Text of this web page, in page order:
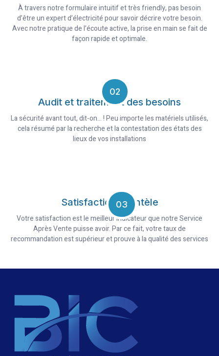
À travers notre formulaire intuitif et très friendly, pas besoin
d’être un expert d’électricité pour savoir décrire votre besoin.
Avec notre pratique de l’écoute active, la prise en main se fait de
façon rapide et optimale.
02
Audit et traitement des besoins
La sécurité avant tout, dit-on… ! Peu importe les matériels utilisés,
cela résumé par la recherche et la contestation des états des
lieux de vos installations
Satisfaction clientèle
Votre satisfaction est le meilleur indicateur que notre Service
Après Vente puisse avoir. Par ce fait, votre taux de
recommandation est supérieur et prouve à la qualité des services
03